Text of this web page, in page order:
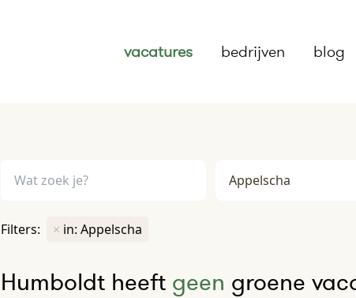
vacatures bedrijven blog
Filters: × in: Appelscha
Humboldt heeft geen groene